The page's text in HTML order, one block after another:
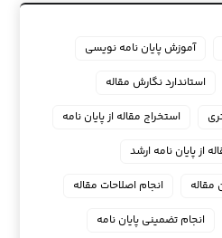
آموزش پایان نامه نویسی
استاندارد نگارش مقاله
استخراج مقاله از پایان نامه
از پایان نامه ارشد
مقاله
انجام اصلاحات مقاله
انجام تضمینی پایان نامه